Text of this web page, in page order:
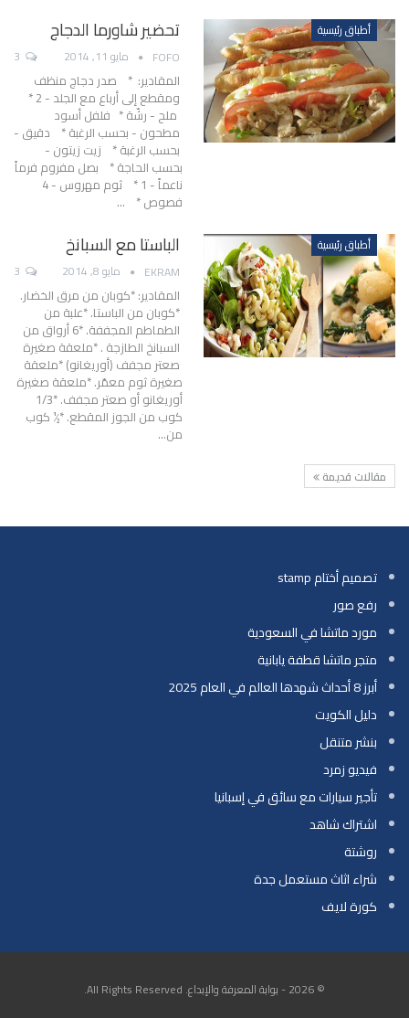
أطباق رئيسية تحضير شاورما الدجاج
FOFO مايو 11, 2014
المقادير: * صدر دجاج منظف
ومقطع إلى أرباع مع الجلد - 2 *
ملح - رشّة * فلفل أسود
مطحون - بحسب الرغبة * دقيق -
بحسب الرغبة * زيت زيتون -
بحسب الحاجة * بصل مفروم فرماً
ناعماً - 1 * ثوم مهروس - 4
فصوص * …
أطباق رئيسية الباستا مع السبانخ
EKRAM مايو 8, 2014
المقادير: *كوبان من مرق الخضار.
*كوبان من الباستا. *علبة من
الطماطم المجففة. *6 أرواق من
السبانخ الطازجة . *ملعقة صغيرة
صعتر مجفف (أوريغانو) *ملعقة
صغيرة ثوم معمّر. *ملعقة صغيرة
أوريغانو أو صعتر مجفف. *1/3
كوب من الجوز المقطع. *½ كوب
من…
مقالات قديمة
تصميم أختام stamp
رفع صور
مورد ماتشا في السعودية
متجر ماتشا قطفة يابانية
أبرز 8 أحداث شهدها العالم في العام 2025
دليل الكويت
بنشر متنقل
فيديو زمرد
تأجير سيارات مع سائق في إسبانيا
اشتراك شاهد
روشتة
شراء اثاث مستعمل جدة
كورة لايف
© 2026 - بوابة المعرفة والإبداع. All Rights Reserved.